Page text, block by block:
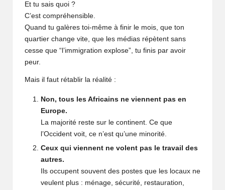
Et tu sais quoi ?
C’est compréhensible.
Quand tu galères toi-même à finir le mois, que ton
quartier change vite, que les médias répètent sans
cesse que “l’immigration explose”, tu finis par avoir
peur.
Mais il faut rétablir la réalité :
Non, tous les Africains ne viennent pas en
Europe.
La majorité reste sur le continent. Ce que
l’Occident voit, ce n’est qu’une minorité.
Ceux qui viennent ne volent pas le travail des
autres.
Ils occupent souvent des postes que les locaux ne
veulent plus : ménage, sécurité, restauration,